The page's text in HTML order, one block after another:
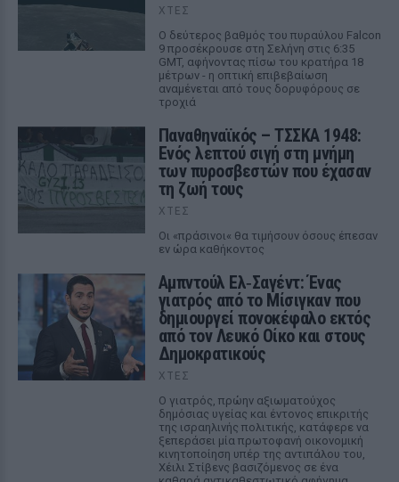
ΧΤΕΣ
Ο δεύτερος βαθμός του πυραύλου Falcon
9 προσέκρουσε στη Σελήνη στις 6:35
GMT, αφήνοντας πίσω του κρατήρα 18
μέτρων - η οπτική επιβεβαίωση
αναμένεται από τους δορυφόρους σε
τροχιά
Παναθηναϊκός – ΤΣΣΚΑ 1948:
Ενός λεπτού σιγή στη μνήμη
των πυροσβεστών που έχασαν
τη ζωή τους
ΧΤΕΣ
Οι «πράσινοι« θα τιμήσουν όσους έπεσαν
εν ώρα καθήκοντος
Αμπντούλ Ελ‑Σαγέντ: Ένας
γιατρός από το Μίσιγκαν που
δημιουργεί πονοκέφαλο εκτός
από τον Λευκό Οίκο και στους
Δημοκρατικούς
ΧΤΕΣ
Ο γιατρός, πρώην αξιωματούχος
δημόσιας υγείας και έντονος επικριτής
της ισραηλινής πολιτικής, κατάφερε να
ξεπεράσει μία πρωτοφανή οικονομική
κινητοποίηση υπέρ της αντιπάλου του,
Χέιλι Στίβενς βασιζόμενος σε ένα